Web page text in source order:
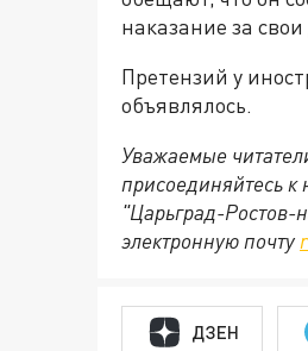
наказание за
Претензий у
объявлялось.
Уважаемые
присоединяйтесь к
"Царьград-Ростов-
электронную почту
ДЗЕН